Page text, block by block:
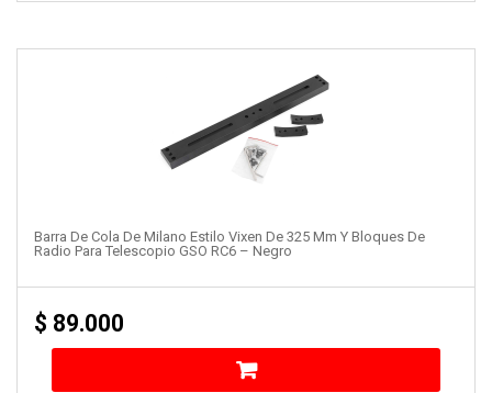
Barra De Cola De Milano Estilo Vixen De 325 Mm Y Bloques De
Radio Para Telescopio GSO RC6 – Negro
$ 89.000